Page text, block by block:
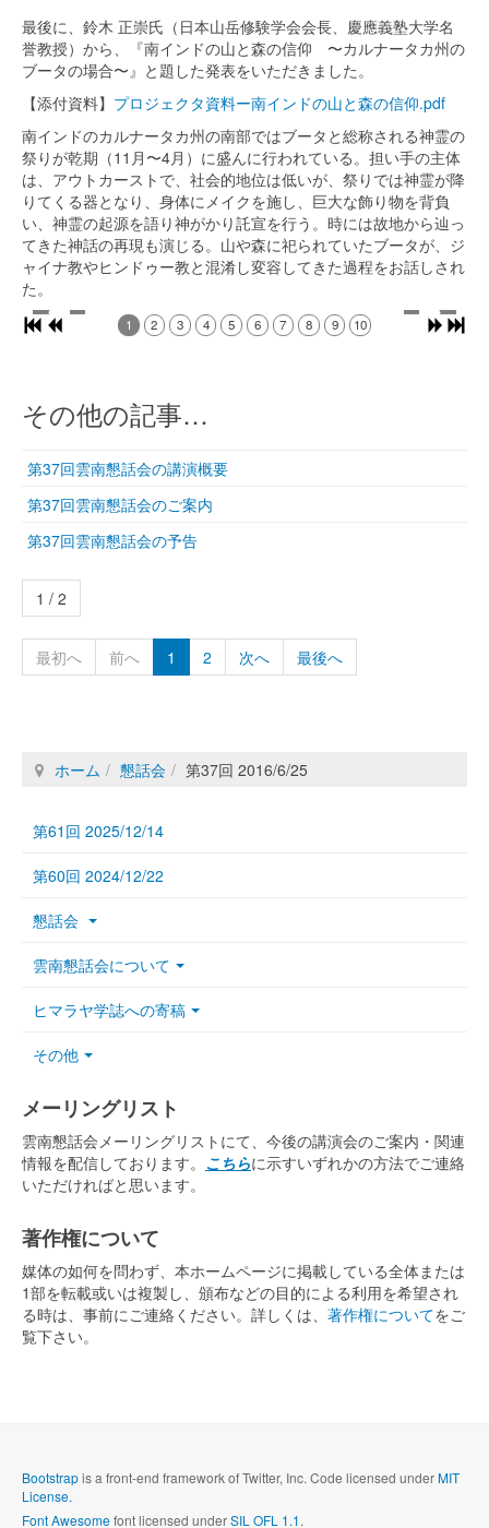
最後に、鈴木 正崇氏（日本山岳修験学会会長、慶應義塾大学名
誉教授）から、『南インドの山と森の信仰 〜カルナータカ州の
ブータの場合〜』と題した発表をいただきました。
【添付資料】 プロジェクタ資料ー南インドの山と森の信仰.pdf
南インドのカルナータカ州の南部ではブータと総称される神霊の
祭りが乾期（11月〜4月）に盛んに行われている。担い手の主体
は、アウトカーストで、社会的地位は低いが、祭りでは神霊が降
りてくる器となり、身体にメイクを施し、巨大な飾り物を背負
い、神霊の起源を語り神がかり託宣を行う。時には故地から辿っ
てきた神話の再現も演じる。山や森に祀られていたブータが、ジ
ャイナ教やヒンドゥー教と混淆し変容してきた過程をお話しされ
た。
1 2 3 4 5 6 7 8 9 10
その他の記事…
第37回雲南懇話会の講演概要
第37回雲南懇話会のご案内
第37回雲南懇話会の予告
1 / 2
最初へ 前へ 1 2 次へ 最後へ
ホーム 懇話会 第37回 2016/6/25
第61回 2025/12/14
第60回 2024/12/22
懇話会
雲南懇話会について
ヒマラヤ学誌への寄稿
その他
メーリングリスト
雲南懇話会メーリングリストにて、今後の講演会のご案内・関連
情報を配信しております。 こちらに示すいずれかの方法でご連絡
いただければと思います。
著作権について
媒体の如何を問わず、本ホームページに掲載している全体または
1部を転載或いは複製し、頒布などの目的による利用を希望され
る時は、事前にご連絡ください。詳しくは、 著作権についてをご
覧下さい。
Bootstrapis a front-end framework of Twitter, Inc. Code licensed underMIT
License.
Font Awesomefont licensed underSIL OFL 1.1.